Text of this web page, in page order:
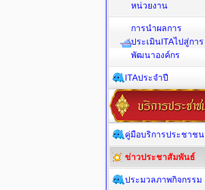
หน่วยงาน
การนำผลการ
ประเมินITAไปสู่การ
พัฒนาองค์กร
ITAประจำปี
คู่มือบริการประชาชน
ข่าวประชาสัมพันธ์
ประมวลภาพกิจกรรม